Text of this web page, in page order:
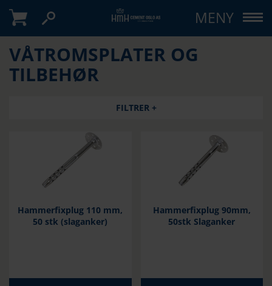
MENY
VÅTROMSPLATER OG
TILBEHØR
FILTRER +
Hammerfixplug 110 mm,
50 stk (slaganker)
Hammerfixplug 90mm,
50stk Slaganker